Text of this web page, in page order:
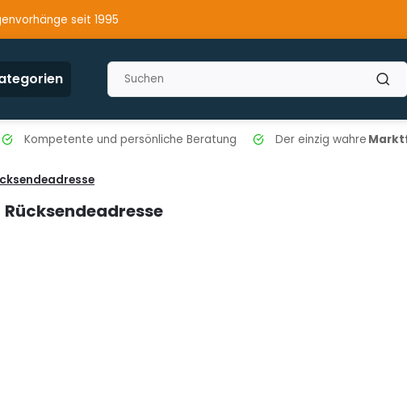
seit 1995
Kompetente und persönliche Beratung Der einzig wahre
Rücksendeadresse